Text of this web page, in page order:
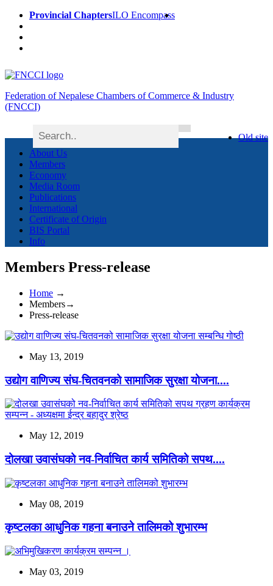
Provincial ChaptersILO Encompass
Federation of Nepalese Chambers of Commerce & Industry
(FNCCI)
Old site
About Us
Members
Economy
Media Room
Publications
International
Certificate of Origin
BIS Portal
Info
Members Press-release
Home →
Members→
Press-release
May 13, 2019
उद्योग वाणिज्य संघ-चितवनको सामाजिक सुरक्षा योजना....
May 12, 2019
दोलखा उवासंघको नव-निर्वाचित कार्य समितिको सपथ....
May 08, 2019
कृष्टलका आधुनिक गहना बनाउने तालिमको शुभारम्भ
May 03, 2019